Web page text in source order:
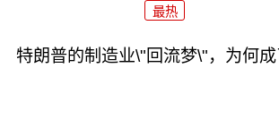
最热
特朗普的制造业\"回流梦\"，为何成